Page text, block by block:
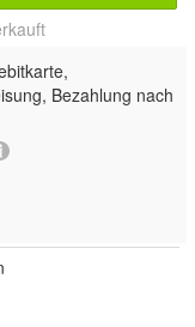
Bezahlung nach